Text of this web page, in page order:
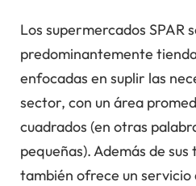
Los supermercados SPAR
predominantemente
enfocadas en suplir las
sector, con un área
cuadrados (en otras
pequeñas). Además de sus
también ofrece un servicio